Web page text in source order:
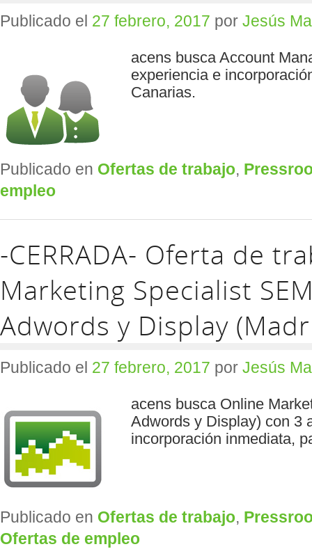
Publicado el 27 febrero, 2017 por Jesús
acens busca Account
experiencia e
Canarias.
Publicado en Ofertas de trabajo,
empleo
-CERRADA- Oferta de
Marketing Specialist
Adwords y Display
Publicado el 27 febrero, 2017 por Jesús
acens busca Online
Adwords y Display) con 3
incorporación inmediata,
Publicado en Ofertas de trabajo,
Ofertas de empleo